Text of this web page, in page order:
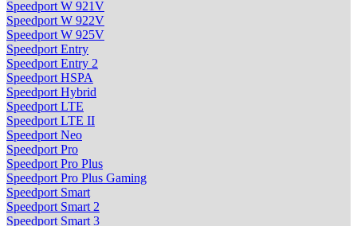
Speedport W 921V
Speedport W 922V
Speedport W 925V
Speedport Entry
Speedport Entry 2
Speedport HSPA
Speedport Hybrid
Speedport LTE
Speedport LTE II
Speedport Neo
Speedport Pro
Speedport Pro Plus
Speedport Pro Plus Gaming
Speedport Smart
Speedport Smart 2
Speedport Smart 3